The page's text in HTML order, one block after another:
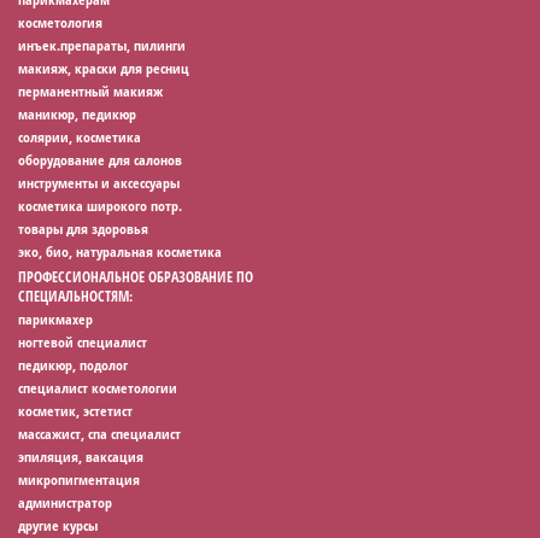
косметология
инъек.препараты, пилинги
макияж, краски для ресниц
перманентный макияж
маникюр, педикюр
солярии, косметика
оборудование для салонов
инструменты и аксессуары
косметика широкого потр.
товары для здоровья
эко, био, натуральная косметика
ПРОФЕССИОНАЛЬНОЕ ОБРАЗОВАНИЕ ПО
СПЕЦИАЛЬНОСТЯМ:
парикмахер
ногтевой специалист
педикюр, подолог
специалист косметологии
косметик, эстетист
массажист, спа специалист
эпиляция, ваксация
микропигментация
администратор
другие курсы